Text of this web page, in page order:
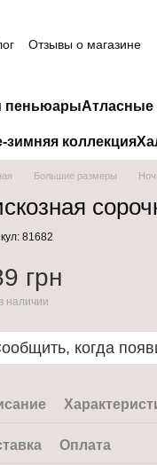
Отзывы о магазине
пеньюарыАтласные
зимняя коллекция
Большие размеры
81682
грн
наличии
когда
Оплата